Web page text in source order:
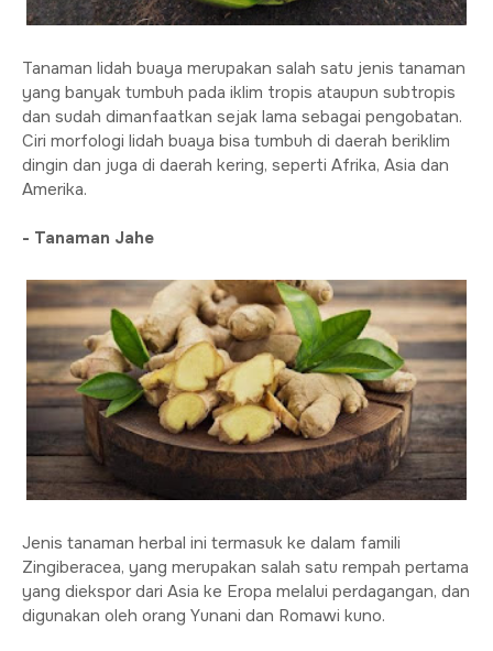
Tanaman lidah buaya merupakan salah satu jenis tanaman
yang banyak tumbuh pada iklim tropis ataupun subtropis
dan sudah dimanfaatkan sejak lama sebagai pengobatan.
Ciri morfologi lidah buaya bisa tumbuh di daerah beriklim
dingin dan juga di daerah kering, seperti Afrika, Asia dan
Amerika.
- Tanaman Jahe
Jenis tanaman herbal ini termasuk ke dalam famili
Zingiberacea, yang merupakan salah satu rempah pertama
yang diekspor dari Asia ke Eropa melalui perdagangan, dan
digunakan oleh orang Yunani dan Romawi kuno.